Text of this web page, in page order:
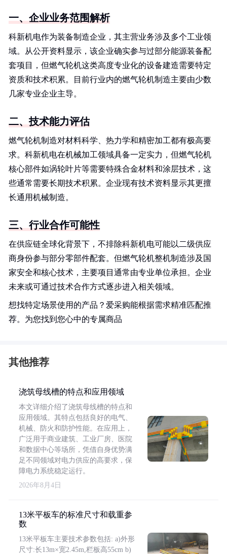
一、企业业务范围解析
科新机电作为装备制造企业，其主营业务涉及多个工业领
域。从公开资料显示，该企业确实参与过部分能源装备配
套项目，但燃气轮机这类高度专业化的设备建造需要特定
资质和技术积累。目前行业内的燃气轮机制造主要由少数
几家专业企业主导。
二、技术能力评估
燃气轮机制造对材料科学、热力学和精密加工都有极高要
求。科新机电在机械加工领域具备一定实力，但燃气轮机
核心部件如涡轮叶片等需要特殊合金材料和涂层技术，这
些通常需要长期技术积累。企业现有技术资料显示其更擅
长通用机械制造。
三、行业合作可能性
在供应链全球化背景下，不排除科新机电可能以二级供应
商身份参与部分零部件配套。但燃气轮机整机制造涉及国
家安全和核心技术，主要项目通常由专业单位承担。企业
未来或可通过技术合作方式逐步进入相关领域。
想找特定场景使用的产品？爱采购能根据需求精准匹配推
荐。为您找到您心中的专属商品
其他推荐
浇筑母线槽的特点和应用领域
本文详细介绍了浇筑母线槽的特点和
应用领域。其特点包括良好的电气、
机械、防火和防护性能。在应用上，
广泛用于商业建筑、工业厂房、医院
和数据中心等场所，凭借自身优势满
足不同领域对电力供应的高要求，保
障电力系统稳定运行。
2026年8月4日
13米平板车的标准尺寸和载重参
数
13米平板车主要技术参数包括: a)外形
尺寸:长13m×宽2.45m,栏板高55cm b)